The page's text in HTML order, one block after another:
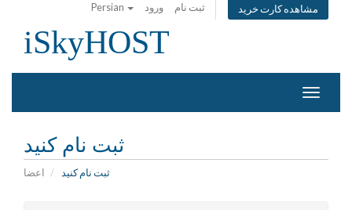
Persian ورود ثبت نام مشاهده کارت خرید
iSkyHOST
تغییر
وضعیت
ثبت نام کنید
اعضا ثبت نام کنید